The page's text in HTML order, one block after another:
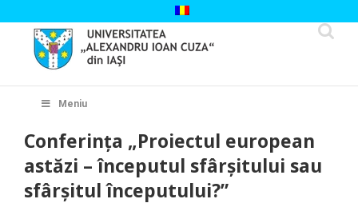
to
content
Meniu
Conferința „Proiectul european
astăzi – începutul sfârșitului sau
sfârșitul începutului?”